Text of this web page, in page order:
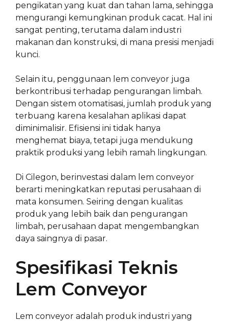
pengikatan yang kuat dan tahan lama, sehingga
mengurangi kemungkinan produk cacat. Hal ini
sangat penting, terutama dalam industri
makanan dan konstruksi, di mana presisi menjadi
kunci.
Selain itu, penggunaan lem conveyor juga
berkontribusi terhadap pengurangan limbah.
Dengan sistem otomatisasi, jumlah produk yang
terbuang karena kesalahan aplikasi dapat
diminimalisir. Efisiensi ini tidak hanya
menghemat biaya, tetapi juga mendukung
praktik produksi yang lebih ramah lingkungan.
Di Cilegon, berinvestasi dalam lem conveyor
berarti meningkatkan reputasi perusahaan di
mata konsumen. Seiring dengan kualitas
produk yang lebih baik dan pengurangan
limbah, perusahaan dapat mengembangkan
daya saingnya di pasar.
Spesifikasi Teknis
Lem Conveyor
Lem conveyor adalah produk industri yang